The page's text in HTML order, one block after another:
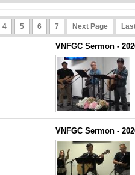
4 5 6 7 Next Page
VNFGC Sermon -
VNFGC Sermon -